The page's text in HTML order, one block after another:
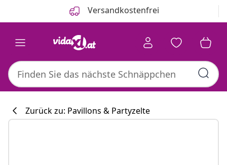
Versandkostenfrei
Zurück zu: Pavillons & Partyzelte